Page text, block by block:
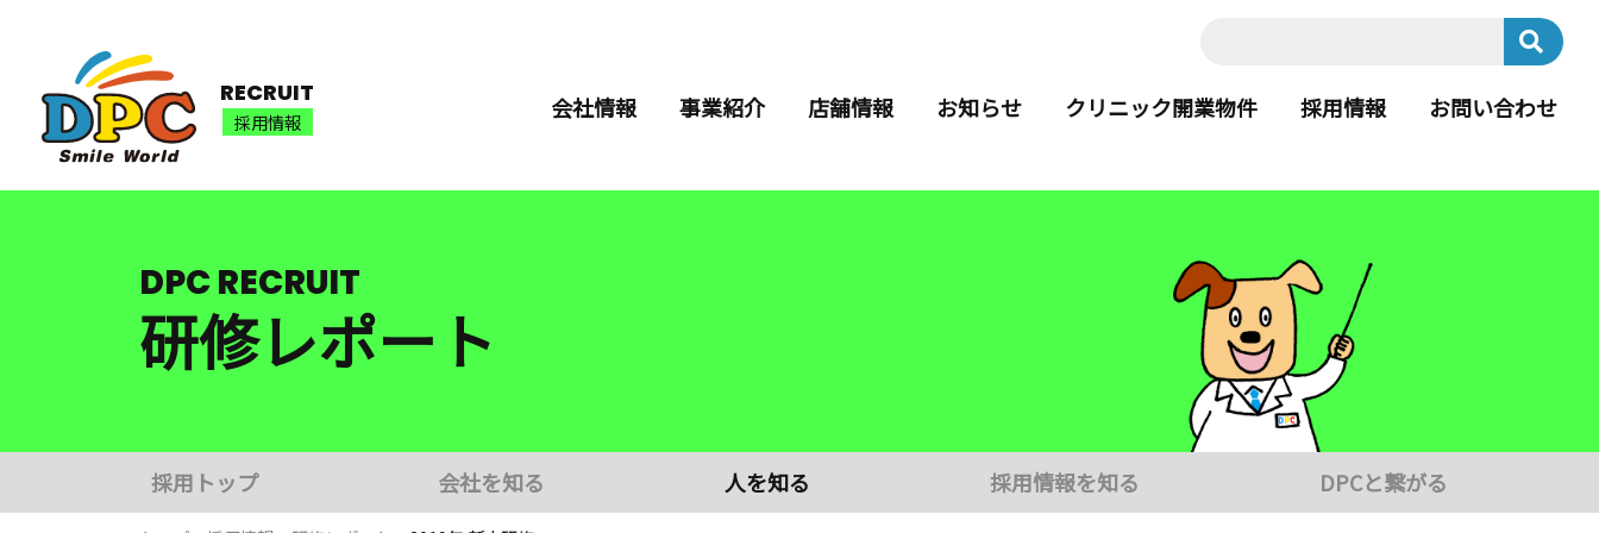
RECRUIT
採用情報 会社情報 事業紹介 店舗情報 お知らせ クリニック開業物件 採用情報 お問い合わせ
DPC RECRUIT
研修レポート
採用トップ 会社を知る 人を知る 採用情報を知る DPCと繋がる